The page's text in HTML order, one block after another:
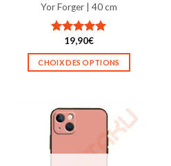
Yor Forger | 40 cm
Note5.00
sur 5
19,90€
CHOIX DES OPTIONS
a
plusieurs
variations.